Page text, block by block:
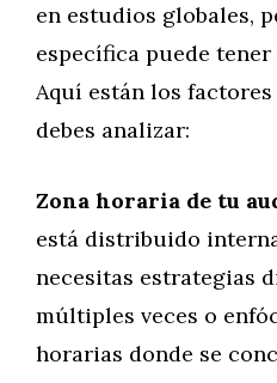
en estudios globales,
específica puede
Aquí están los
debes analizar:
Zona horaria de tu
está distribuido
necesitas estrategias
múltiples veces o
horarias donde se